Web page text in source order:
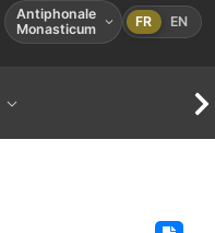
Antiphonale
Monasticum
FR EN